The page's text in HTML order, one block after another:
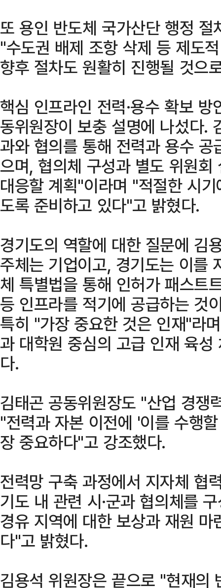
또 용인 반도체 국가산단 행정
"수도권 배제 조항 삭제 등 제도
향후 절차도 원활히 진행될 것으
핵심 인프라인 전력·용수 확보
동위원장이 보충 설명에 나섰다.
과와 협의를 통해 전력과 용수
으며, 협의체 구성과 별도 위원
대응할 계획"이라며 "적절한 시
도록 준비하고 있다"고 밝혔다.
경기도의 역할에 대한 질문에 김
주체는 기업이고, 경기도는 이를
체 특별법을 통해 인허가 패스트
등 인프라를 적기에 공급하는 것
특히 "가장 중요한 것은 인재"라
과 대학원 중심의 고급 인재 육
다.
김태곤 공동위원장도 "산업 경쟁
"전력과 자본 이전에 '이를 수행
장 중요하다"고 강조했다.
전력망 구축 과정에서 지자체 협
기도 내 관련 시·군과 협의체를
경유 지역에 대한 보상과 재원
다"고 밝혔다.
김용석 위원장은 끝으로 "현재의